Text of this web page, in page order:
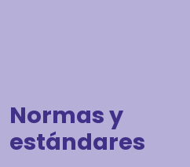
Normas y
estándares